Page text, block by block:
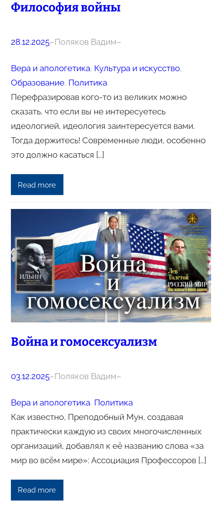
Философия войны
28.12.2025–Поляков Вадим–
Вера и апологетика, Культура и искусство
Образование, Политика
Перефразировав кого-то из великих можно
сказать, что если вы не интересуетесь
идеологией, идеология заинтересуется вами.
Тогда держитесь! Современные люди, особенно
это должно касаться […]
Read more
Война и гомосексуализм
03.12.2025–Поляков Вадим–
Вера и апологетика, Политика
Как известно, Преподобный Мун, создавая
практически каждую из своих многочисленных
организаций, добавлял к её названию слова «за
мир во всём мире»: Ассоциация Профессоров […]
Read more